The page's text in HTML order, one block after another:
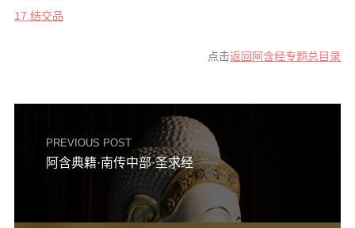
17.结交品
点击返回阿含经专题总目录
PREVIOUS POST
阿含典籍·南传中部·圣求经